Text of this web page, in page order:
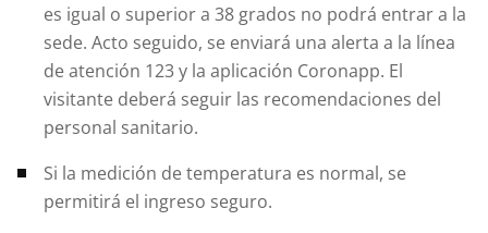
es igual o superior a 38 grados no podrá entrar a la
sede. Acto seguido, se enviará una alerta a la línea
de atención 123 y la aplicación Coronapp. El
visitante deberá seguir las recomendaciones del
personal sanitario.
Si la medición de temperatura es normal, se
permitirá el ingreso seguro.